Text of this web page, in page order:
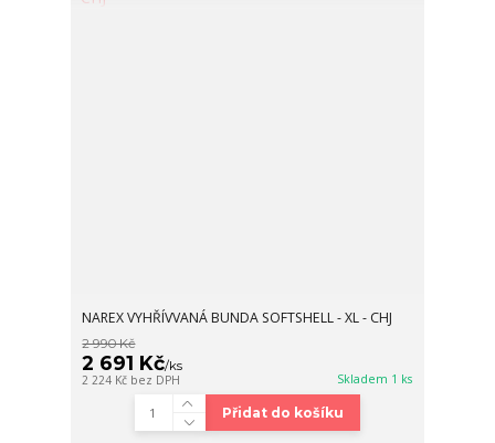
NAREX VYHŘÍVVANÁ BUNDA SOFTSHELL - XL - CHJ
2 990 Kč
2 691 Kč/ks
2 224 Kč bez DPH Skladem 1 ks
Přidat do košíku